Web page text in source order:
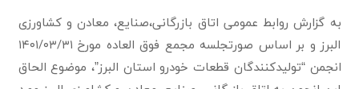
به گزارش روابط عمومی اتاق بازرگانی،صنایع، معادن و کشاورزی
البرز و بر اساس صورتجلسه مجمع فوق العاده مورخ ۱۴۰۱/۰۳/۳۱
انجمن “تولیدکنندگان قطعات خودرو استان البرز”، موضوع الحاق